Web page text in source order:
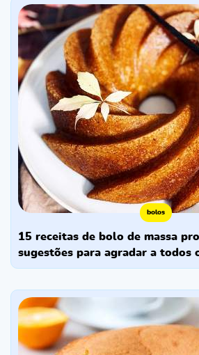
bolos
15 receitas de bolo de massa pronta com muitas
sugestões para agradar a todos